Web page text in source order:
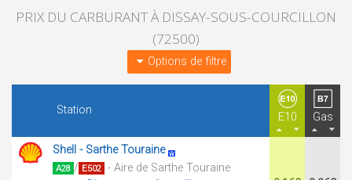
PRIX DU CARBURANT À DISSAY-SOUS-COURCILLON
(72500)
Options de filtre
Station
E10 Gas
Shell - Sarthe Touraine
A28 / E502 - Aire de Sarthe Touraine